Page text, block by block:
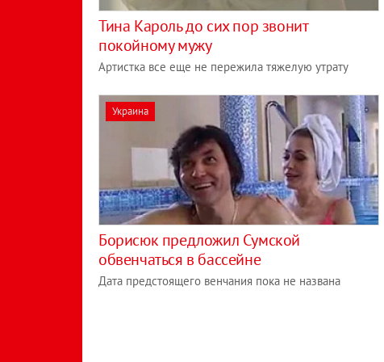
Тина Кароль до сих пор звонит
покойному мужу
Артистка все еще не пережила тяжелую утрату
Украина
Борисюк предложил Сумской
обвенчаться в бассейне
Дата предстоящего венчания пока не названа